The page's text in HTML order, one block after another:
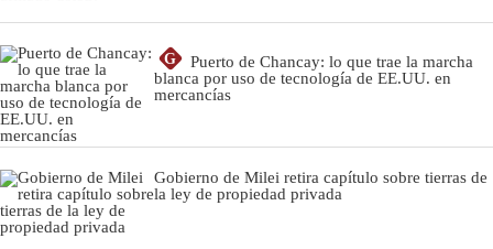
G
Puerto de Chancay: lo que trae la marcha
blanca por uso de tecnología de EE.UU. en
mercancías
Gobierno de Milei retira capítulo sobre tierras de
la ley de propiedad privada